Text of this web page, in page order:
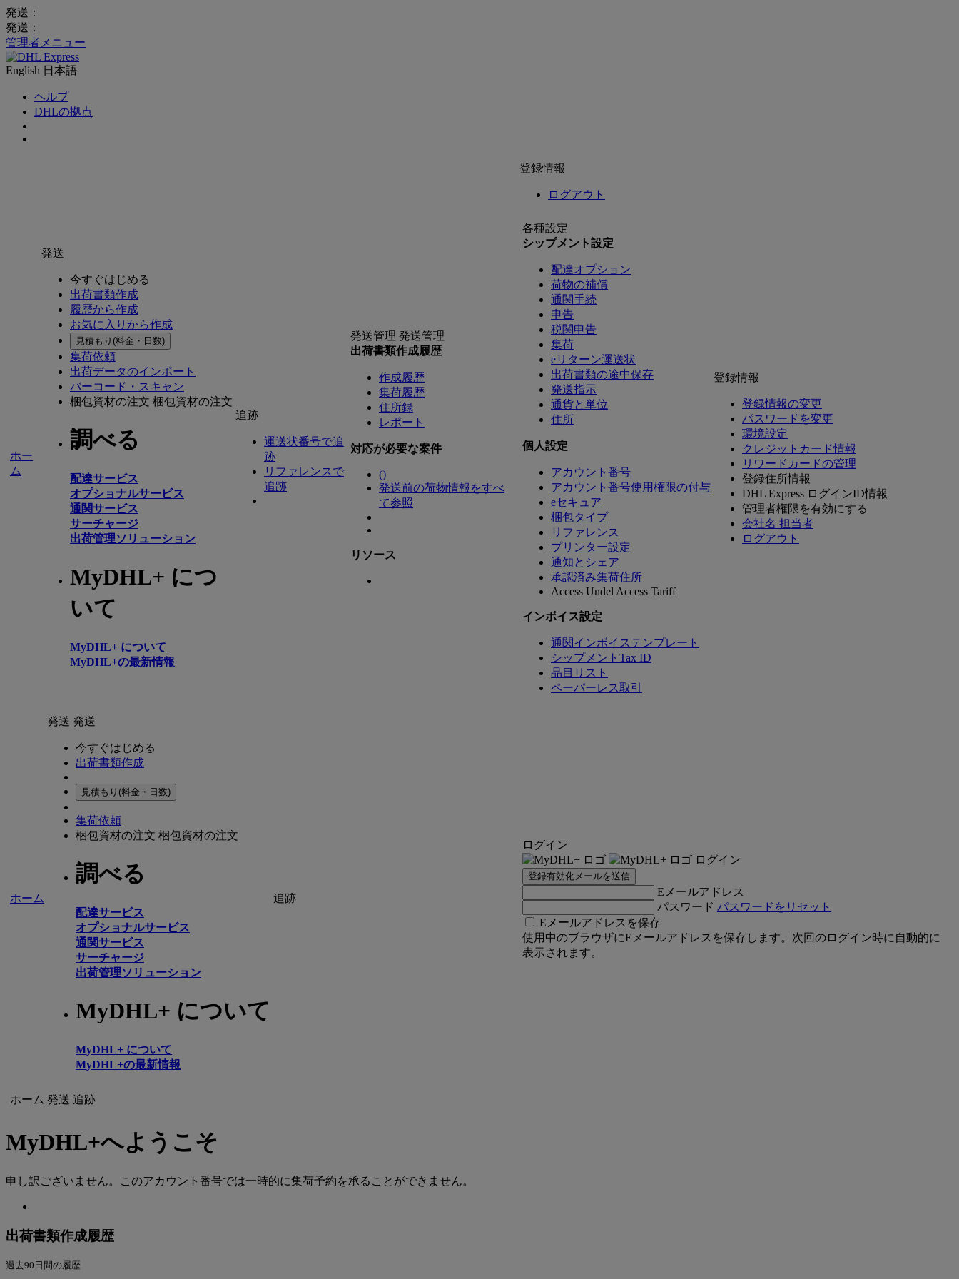
発送：
発送：
管理者メニュー
English 日本語
ヘルプ
DHLの拠点
登録情報
ログアウト
ホー
ム
発送
今すぐはじめる
出荷書類作成
履歴から作成
お気に入りから作成
見積もり(料金・日数)
集荷依頼
出荷データのインポート
バーコード・スキャン
梱包資材の注文 梱包資材の注文
調べる
配達サービス
オプショナルサービス
通関サービス
サーチャージ
出荷管理ソリューション
MyDHL+ につ
いて
MyDHL+ について
MyDHL+の最新情報
追跡
運送状番号で追
跡
リファレンスで
追跡
発送管理 発送管理
出荷書類作成履歴
作成履歴
集荷履歴
住所録
レポート
対応が必要な案件
()
発送前の荷物情報をすべ
て参照
リソース
各種設定
シップメント設定
配達オプション
荷物の補償
通関手続
申告
税関申告
集荷
eリターン運送状
出荷書類の途中保存
発送指示
通貨と単位
住所
個人設定
アカウント番号
アカウント番号使用権限の付与
eセキュア
梱包タイプ
リファレンス
プリンター設定
通知とシェア
承認済み集荷住所
Access Undel Access Tariff
インボイス設定
通関インボイステンプレート
シップメントTax ID
品目リスト
ペーパーレス取引
登録情報
登録情報の変更
パスワードを変更
環境設定
クレジットカード情報
リワードカードの管理
登録住所情報
DHL Express ログインID情報
管理者権限を有効にする
会社名 担当者
ログアウト
ホーム
発送 発送
今すぐはじめる
出荷書類作成
見積もり(料金・日数)
集荷依頼
梱包資材の注文 梱包資材の注文
調べる
配達サービス
オプショナルサービス
通関サービス
サーチャージ
出荷管理ソリューション
MyDHL+ について
MyDHL+ について
MyDHL+の最新情報
追跡
ログイン
ログイン
登録有効化メールを送信
Eメールアドレス
パスワード パスワードをリセット
Eメールアドレスを保存
使用中のブラウザにEメールアドレスを保存します。次回のログイン時に自動的に
表示されます。
ホーム 発送 追跡
MyDHL+へようこそ
申し訳ございません。このアカウント番号では一時的に集荷予約を承ることができません。
出荷書類作成履歴
過去90日間の履歴